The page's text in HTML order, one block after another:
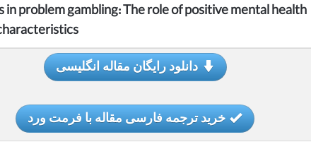
problem gambling: The role of positive mental health
دانلود رایگان مقاله انگلیسی
خرید ترجمه فارسی مقاله با فرمت ورد